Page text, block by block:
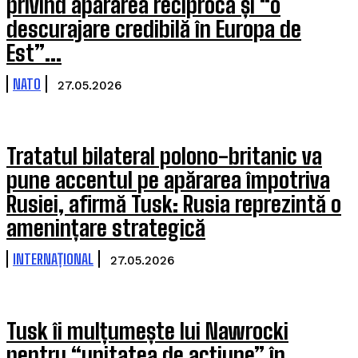
descurajare credibilă în Europa de
Est”...
NATO 27.05.2026
Tratatul bilateral polono-britanic va
pune accentul pe apărarea împotriva
Rusiei, afirmă Tusk: Rusia reprezintă o
amenințare strategică
INTERNAȚIONAL 27.05.2026
Tusk îi mulțumește lui Nawrocki